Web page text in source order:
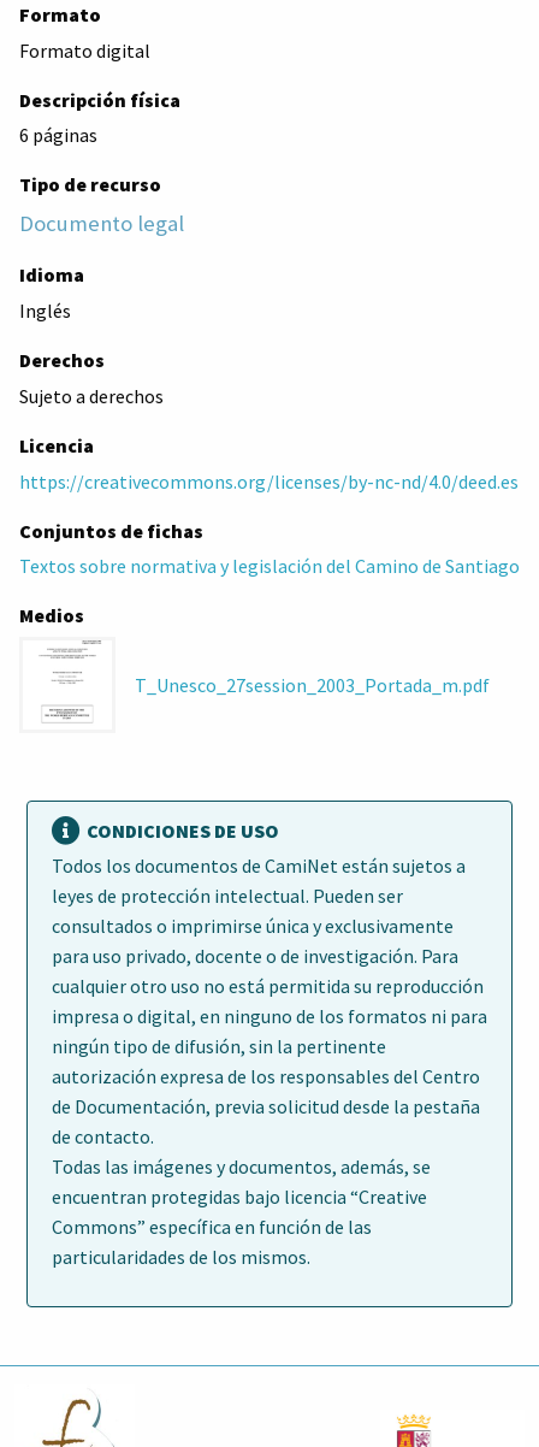
Formato
Formato digital
Descripción física
6 páginas
Tipo de recurso
Documento legal
Idioma
Inglés
Derechos
Sujeto a derechos
Licencia
https://creativecommons.org/licenses/by-nc-nd/4.0/deed.es
Conjuntos de fichas
Textos sobre normativa y legislación del Camino de Santiago
Medios
T_Unesco_27session_2003_Portada_m.pdf
CONDICIONES DE USO
Todos los documentos de CamiNet están sujetos a
leyes de protección intelectual. Pueden ser
consultados o imprimirse única y exclusivamente
para uso privado, docente o de investigación. Para
cualquier otro uso no está permitida su reproducción
impresa o digital, en ninguno de los formatos ni para
ningún tipo de difusión, sin la pertinente
autorización expresa de los responsables del Centro
de Documentación, previa solicitud desde la pestaña
de contacto.
Todas las imágenes y documentos, además, se
encuentran protegidas bajo licencia “Creative
Commons” específica en función de las
particularidades de los mismos.